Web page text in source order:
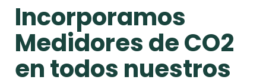
Incorporamos
Medidores de CO2
en todos nuestros